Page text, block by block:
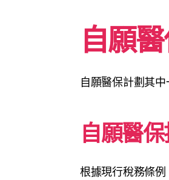
自願
自願醫保計劃其
自願醫
根據現行稅務條